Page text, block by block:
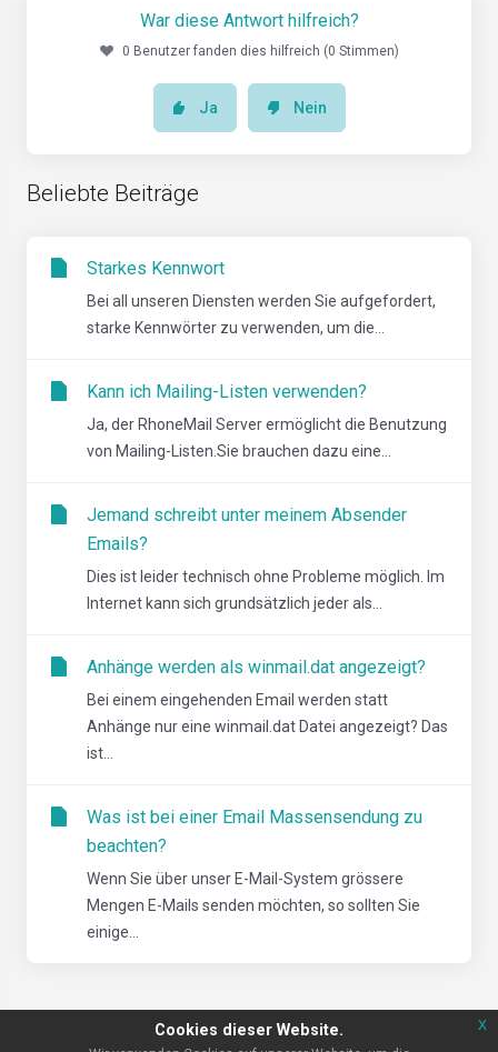
War diese Antwort hilfreich?
0 Benutzer fanden dies hilfreich (0 Stimmen)
Ja Nein
Beliebte Beiträge
Starkes Kennwort
Bei all unseren Diensten werden Sie aufgefordert,
starke Kennwörter zu verwenden, um die...
Kann ich Mailing-Listen verwenden?
Ja, der RhoneMail Server ermöglicht die Benutzung
von Mailing-Listen.Sie brauchen dazu eine...
Jemand schreibt unter meinem Absender
Emails?
Dies ist leider technisch ohne Probleme möglich. Im
Internet kann sich grundsätzlich jeder als...
Anhänge werden als winmail.dat angezeigt?
Bei einem eingehenden Email werden statt
Anhänge nur eine winmail.dat Datei angezeigt? Das
ist...
Was ist bei einer Email Massensendung zu
beachten?
Wenn Sie über unser E-Mail-System grössere
Mengen E-Mails senden möchten, so sollten Sie
einige...
Cookies dieser Website. x